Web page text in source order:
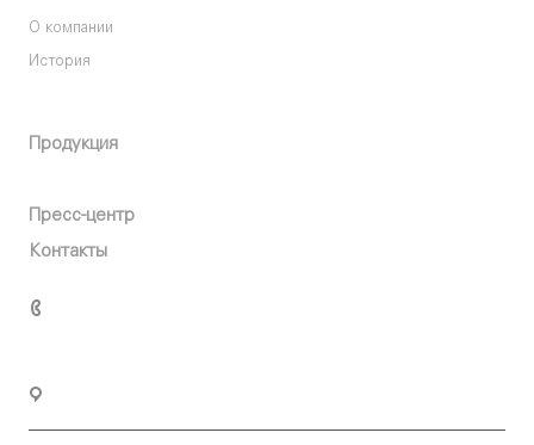
О компании
История
Продукция
Пресс-центр
Контакты